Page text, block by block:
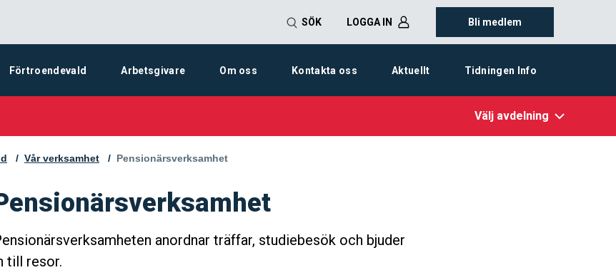
SÖK LOGGA IN Bli medlem
Förtroendevald Arbetsgivare Om oss Kontakta oss Aktuellt Tidningen Info
Välj avdelning
Vår verksamhet Aktuell sida:
Pensionärsverksamhet
anordnar träffar, studiebesök och bjuder
till resor.